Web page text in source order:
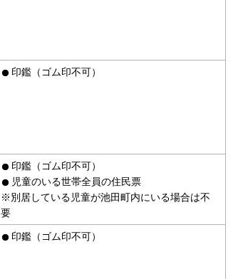
印鑑（ゴム印不可）
印鑑（ゴム印不可）
児童のいる世帯全員の住民票
※別居している児童が池田町内にいる場合は不
要
印鑑（ゴム印不可）